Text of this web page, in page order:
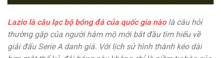
Lazio là câu lạc bộ bóng đá của quốc gia nào là câu hỏi
thường gặp của người hâm mộ mới bắt đầu tìm hiểu về
giải đấu Serie A danh giá. Với lịch sử hình thành kéo dài